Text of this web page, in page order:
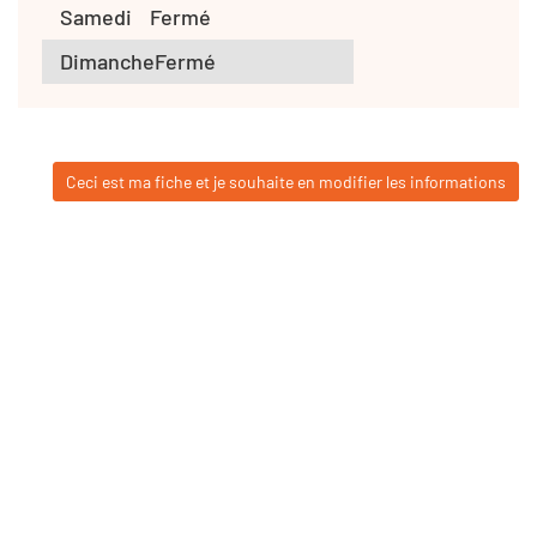
Samedi
Fermé
DimancheFermé
Ceci est ma fiche et je souhaite en modifier les informations